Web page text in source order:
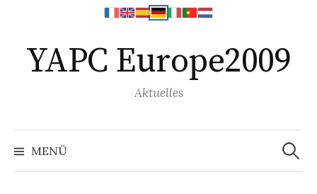
zum
Inhalt
YAPC Europe2009
Aktuelles
MENÜ
Search
for: